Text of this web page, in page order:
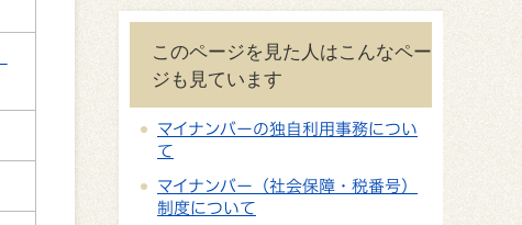
このページを見た人はこんなペー
ジも見ています
マイナンバーの独自利用事務につい
て
マイナンバー（社会保障・税番号）
制度について